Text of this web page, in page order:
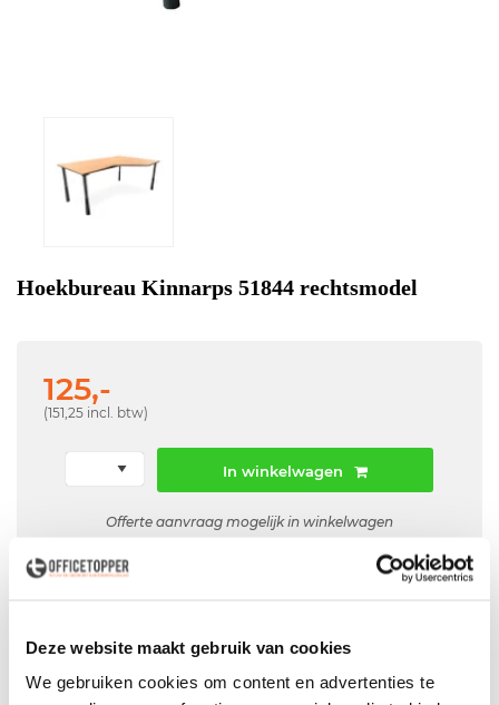
Deze website maakt gebruik van cookies
We gebruiken cookies om content en advertenties te
Hoekbureau Kinnarps 51844 rechtsmodel
125,-
(151,25 incl. btw)
In winkelwagen
Offerte aanvraag mogelijk in winkelwagen
Niet leverbaar
Leveringin België